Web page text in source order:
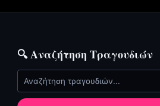
🔍 Αναζήτηση Τραγουδιών